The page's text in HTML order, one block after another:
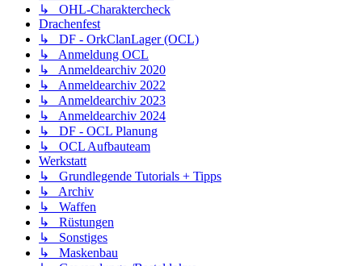
↳ OHL-Charaktercheck
Drachenfest
↳ DF - OrkClanLager (OCL)
↳ Anmeldung OCL
↳ Anmeldearchiv 2020
↳ Anmeldearchiv 2022
↳ Anmeldearchiv 2023
↳ Anmeldearchiv 2024
↳ DF - OCL Planung
↳ OCL Aufbauteam
Werkstatt
↳ Grundlegende Tutorials + Tipps
↳ Archiv
↳ Waffen
↳ Rüstungen
↳ Sonstiges
↳ Maskenbau